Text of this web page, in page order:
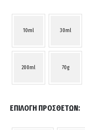
10ml 30ml
200ml 70g
ΕΠΙΛΟΓΉ ΠΡΌΣΘΕΤΩΝ